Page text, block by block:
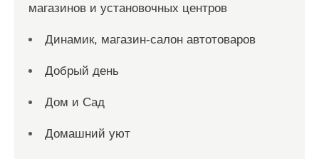
магазинов и установочных центров
Динамик, магазин-салон автотоваров
Добрый день
Дом и Сад
Домашний уют